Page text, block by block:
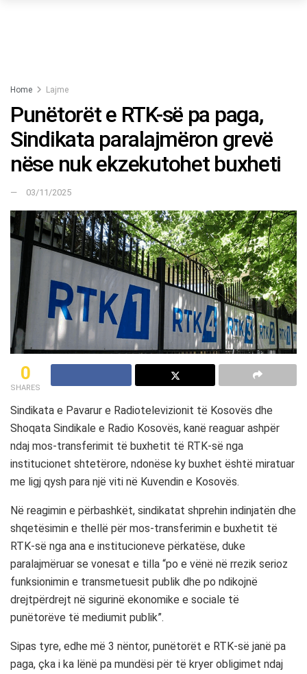
Home Lajme
Punëtorët e RTK-së pa paga,
Sindikata paralajmëron grevë
nëse nuk ekzekutohet buxheti
03/11/2025
0
SHARES
Sindikata e Pavarur e Radiotelevizionit të Kosovës dhe
Shoqata Sindikale e Radio Kosovës, kanë reaguar ashpër
ndaj mos-transferimit të buxhetit të RTK-së nga
institucionet shtetërore, ndonëse ky buxhet është miratuar
me ligj qysh para një viti në Kuvendin e Kosovës.
Në reagimin e përbashkët, sindikatat shprehin indinjatën dhe
shqetësimin e thellë për mos-transferimin e buxhetit të
RTK-së nga ana e institucioneve përkatëse, duke
paralajmëruar se vonesat e tilla “po e vënë në rrezik serioz
funksionimin e transmetuesit publik dhe po ndikojnë
drejtpërdrejt në sigurinë ekonomike e sociale të
punëtorëve të mediumit publik”.
Sipas tyre, edhe më 3 nëntor, punëtorët e RTK-së janë pa
paga, çka i ka lënë pa mundësi për të kryer obligimet ndaj